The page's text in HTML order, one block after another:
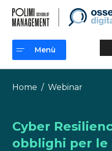
contenuto
Menù
Menù
Home / Webinar
Cyber
obblighi per le